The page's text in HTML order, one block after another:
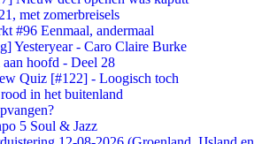
met zomerbreisels
#96 Eenmaal, andermaal
Yesteryear - Caro Claire Burke
hoofd - Deel 28
Quiz [#122] - Loogisch toch
in het buitenland
5 Soul & Jazz